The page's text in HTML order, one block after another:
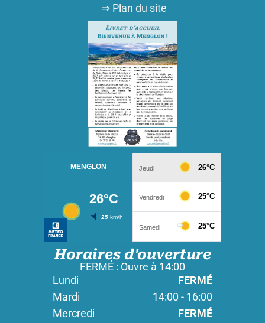
⇒ Plan du site
Horaires d'ouverture
FERMÉ : Ouvre à 14:00
Lundi
FERMÉ
Mardi
14:00 - 16:00
Mercredi
FERMÉ